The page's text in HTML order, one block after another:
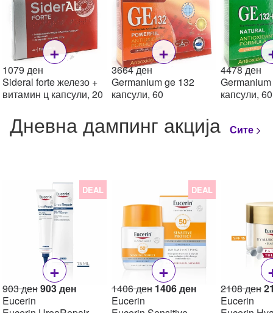
+
1079 ден
Sideral forte железо +
витамин ц капсули, 20
+
3664ден
Germanium ge 132
капсули, 60
4478ден
капсули, 60
Дневна дампинг акција Сите
DEAL
+
903денOriginal
903ден
Eucerin
DEAL
+
1406ден Original
1406ден Current
Eucerin
2108ден
Eucerin